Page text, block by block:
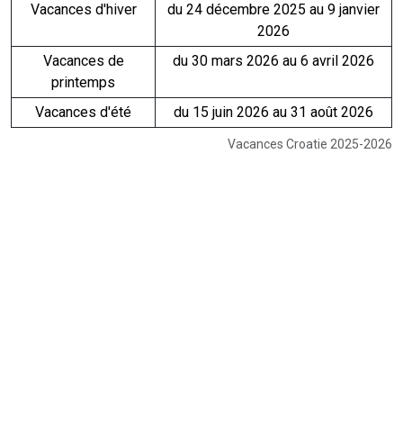
Vacances Croatie 2025-2026
Vacances d'hiver
du 24 décembre 2025 au 9 janvier
2026
Vacances de
printemps
du 30 mars 2026 au 6 avril 2026
Vacances d'été du 15 juin 2026 au 31 août 2026